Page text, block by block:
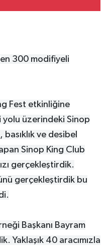
300 modifiyeli
Fest etkinliğine
yolu üzerindeki Sinop
ve desibel
Sinop King Club
gerçekleştirdik.
gerçekleştirdik bu
Başkanı Bayram
Yaklaşık 40 aracımızla